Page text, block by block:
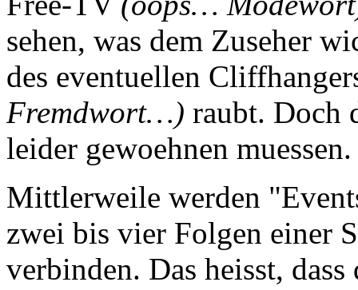
sehen, was dem Zuseher
des eventuellen
Fremdwort…) raubt. Doch
leider gewoehnen muessen.
Mittlerweile werden
zwei bis vier Folgen einer
verbinden. Das heisst,